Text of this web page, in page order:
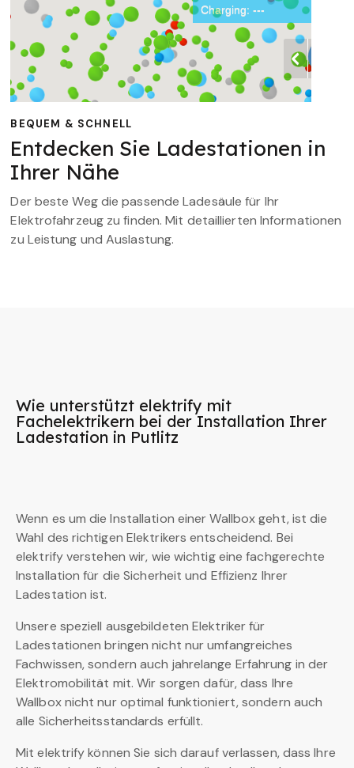
BEQUEM & SCHNELL
Entdecken Sie Ladestationen in
Ihrer Nähe
Der beste Weg die passende Ladesäule für Ihr
Elektrofahrzeug zu finden. Mit detaillierten Informationen
zu Leistung und Auslastung.
Wie unterstützt elektrify mit
Fachelektrikern bei der Installation Ihrer
Ladestation in Putlitz
Wenn es um die Installation einer Wallbox geht, ist die
Wahl des richtigen Elektrikers entscheidend. Bei
elektrify verstehen wir, wie wichtig eine fachgerechte
Installation für die Sicherheit und Effizienz Ihrer
Ladestation ist.
Unsere speziell ausgebildeten Elektriker für
Ladestationen bringen nicht nur umfangreiches
Fachwissen, sondern auch jahrelange Erfahrung in der
Elektromobilität mit. Wir sorgen dafür, dass Ihre
Wallbox nicht nur optimal funktioniert, sondern auch
alle Sicherheitsstandards erfüllt.
Mit elektrify können Sie sich darauf verlassen, dass Ihre